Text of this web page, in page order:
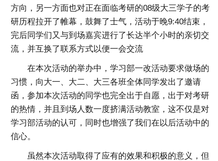
方向，另一方面也对正在面临考研的08级大三学子的考
研历程拉开了帷幕，鼓舞了士气，活动于晚9:40结束，
完后同学们又与到场嘉宾进行了长达半个小时的亲切交
流，并互换了联系方式以便一会交流
在本次活动的举办中，学习部一改活动要求做场的
习惯，向大一、大二、大三各班全体同学发出了邀请
函，参加本次活动的同学也完全出于自愿，出于对考研
的热情，并且到场人数一度挤满活动教室，这不仅是对
学习部活动的认可，同时也增强了我们在以后活动中的
信心。
虽然本次活动取得了应有的效果和积极的意义，但